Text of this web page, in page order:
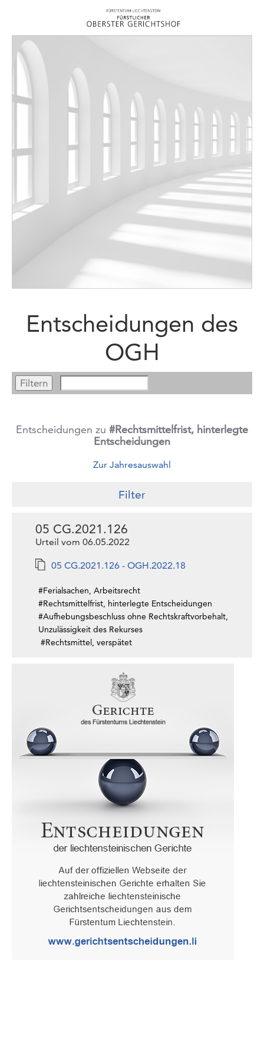
Entscheidungen des
OGH
Entscheidungen zu #Rechtsmittelfrist, hinterlegte
Entscheidungen
Zur Jahresauswahl
Filter
05 CG.2021.126
Urteil vom 06.05.2022
05 CG.2021.126 - OGH.2022.18
#Ferialsachen, Arbeitsrecht
#Rechtsmittelfrist, hinterlegte Entscheidungen
#Aufhebungsbeschluss ohne Rechtskraftvorbehalt,
Unzulässigkeit des Rekurses
#Rechtsmittel, verspätet